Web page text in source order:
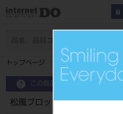
トップページ 松風ブロック HC ハ
この商品に関するお問い合わせ
松風ブロック HC ハード AN